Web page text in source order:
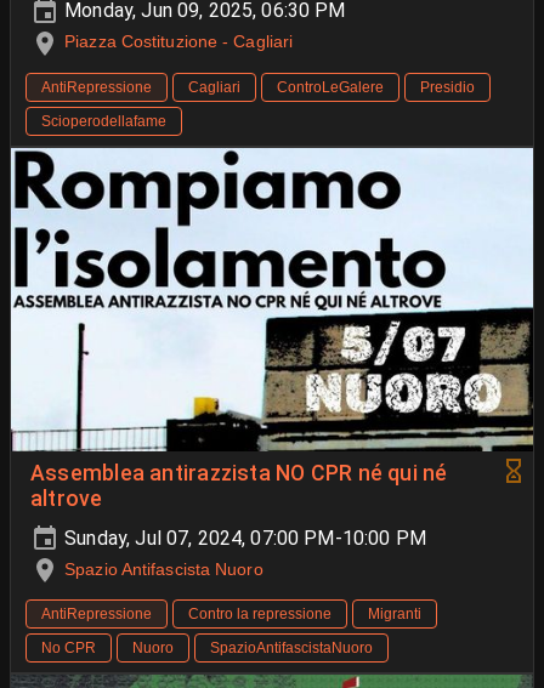
Monday, Jun 09, 2025, 06:30 PM
Piazza Costituzione - Cagliari
AntiRepressione Cagliari ControLeGalere
Presidio
Scioperodellafame
Assemblea antirazzista NO CPR né qui né
altrove
Sunday, Jul 07, 2024, 07:00 PM-10:00 PM
Spazio Antifascista Nuoro
AntiRepressione Contro la repressione
Migranti
No CPR
Nuoro SpazioAntifascistaNuoro